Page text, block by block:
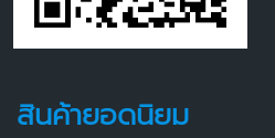
สินค้ายอดนิยม